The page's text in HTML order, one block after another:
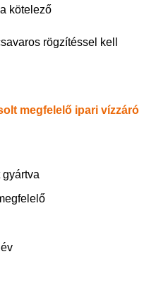
kötelező
rögzítéssel kell
megfelelő ipari vízzáró